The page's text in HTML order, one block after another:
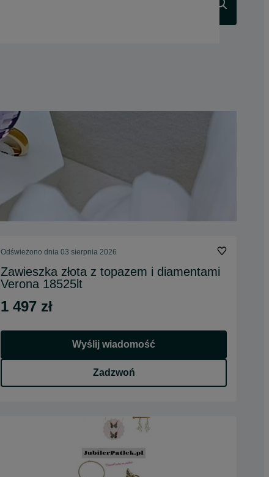
Odświeżono dnia 03 sierpnia 2026
Zawieszka złota z topazem i diamentami
Verona 18525lt
1 497 zł
Wyślij wiadomość
Zadzwoń